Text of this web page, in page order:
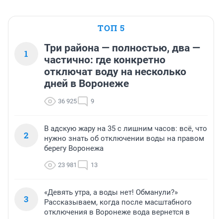
ТОП 5
1
Три района — полностью, два —
частично: где конкретно
отключат воду на несколько
дней в Воронеже
36 925 9
2
В адскую жару на 35 с лишним часов: всё, что
нужно знать об отключении воды на правом
берегу Воронежа
23 981 13
3
«Девять утра, а воды нет! Обманули?»
Рассказываем, когда после масштабного
отключения в Воронеже вода вернется в